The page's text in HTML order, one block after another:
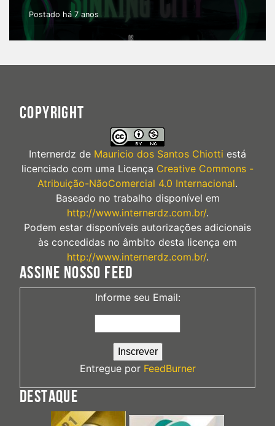
Postado há 7 anos
COPYRIGHT
Internerdz de Mauricio dos Santos Chiotti está
licenciado com uma Licença Creative Commons -
Atribuição-NãoComercial 4.0 Internacional.
Baseado no trabalho disponível em
http://www.internerdz.com.br/.
Podem estar disponíveis autorizações adicionais
às concedidas no âmbito desta licença em
http://www.internerdz.com.br/.
ASSINE NOSSO FEED
Informe seu Email:
Entregue por FeedBurner
DESTAQUE